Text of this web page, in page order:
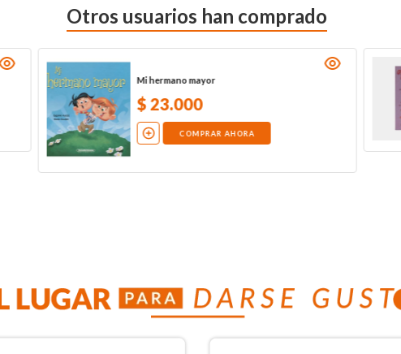
Otros usuarios han comprado
Mi hermano mayor
$23.000
COMPRAR AHORA